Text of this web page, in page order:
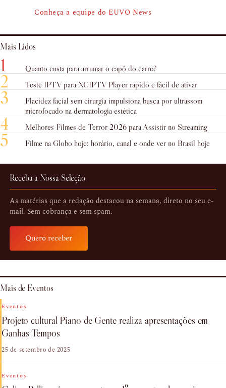
Conheça a equipe do EUVO News
Mais Lidos
1 Quanto custa para arrumar o capô do carro?
2 Teste IPTV para XCIPTV Player rápido e fácil de ativar
3
Flacidez facial sem cirurgia impulsiona busca por ultrassom
microfocado na dermatologia estética
4 Melhores Filmes de Terror 2026 para Assistir no Streaming
5 Filme na Globo hoje: horário, canal e onde ver no Brasil hoje
Receba a Nossa Seleção
As matérias que a redação destacou na semana, direto no seu e-
mail. Sem cobrança e sem spam.
Quero receber
Mais de Eventos
Eventos
Projeto cultural Piano de Gente realiza apresentações em
Ganhas Tempos
25 de setembro de 2025
Eventos